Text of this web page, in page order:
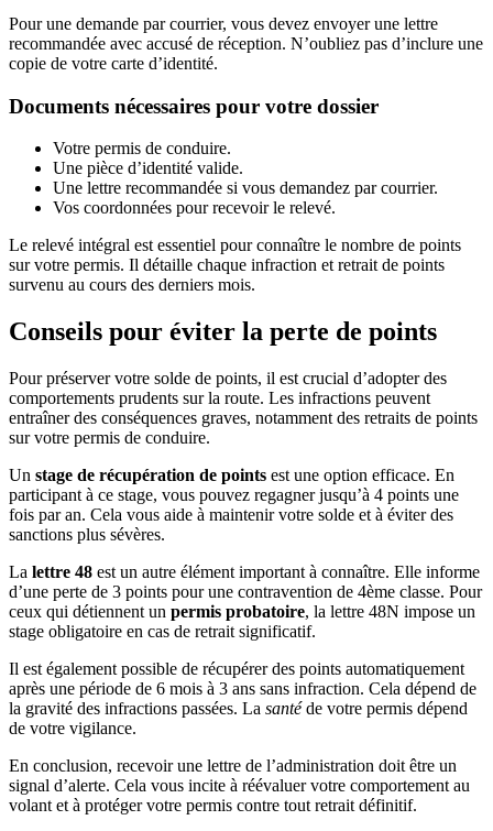
Pour une demande par courrier, vous devez envoyer une lettre
recommandée avec accusé de réception. N’oubliez pas d’inclure une
copie de votre carte d’identité.
Documents nécessaires pour votre dossier
Votre permis de conduire.
Une pièce d’identité valide.
Une lettre recommandée si vous demandez par courrier.
Vos coordonnées pour recevoir le relevé.
Le relevé intégral est essentiel pour connaître le nombre de points
sur votre permis. Il détaille chaque infraction et retrait de points
survenu au cours des derniers mois.
Conseils pour éviter la perte de points
Pour préserver votre solde de points, il est crucial d’adopter des
comportements prudents sur la route. Les infractions peuvent
entraîner des conséquences graves, notamment des retraits de points
sur votre permis de conduire.
Un stage de récupération de points est une option efficace. En
participant à ce stage, vous pouvez regagner jusqu’à 4 points une
fois par an. Cela vous aide à maintenir votre solde et à éviter des
sanctions plus sévères.
La lettre 48 est un autre élément important à connaître. Elle informe
d’une perte de 3 points pour une contravention de 4ème classe. Pour
ceux qui détiennent un permis probatoire, la lettre 48N impose un
stage obligatoire en cas de retrait significatif.
Il est également possible de récupérer des points automatiquement
après une période de 6 mois à 3 ans sans infraction. Cela dépend de
la gravité des infractions passées. La santéde votre permis dépend
de votre vigilance.
En conclusion, recevoir une lettre de l’administration doit être un
signal d’alerte. Cela vous incite à réévaluer votre comportement au
volant et à protéger votre permis contre tout retrait définitif.